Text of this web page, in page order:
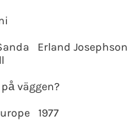
Erland Josephson
väggen?
1977